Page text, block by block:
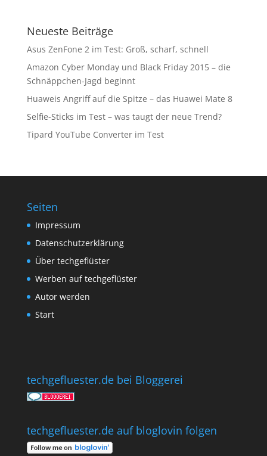
Neueste Beiträge
Asus ZenFone 2 im Test: Groß, scharf, schnell
Amazon Cyber Monday und Black Friday 2015 – die
Schnäppchen-Jagd beginnt
Huaweis Angriff auf die Spitze – das Huawei Mate 8
Selfie-Sticks im Test – was taugt der neue Trend?
Tipard YouTube Converter im Test
Seiten
Impressum
Datenschutzerklärung
Über techgeflüster
Werben auf techgeflüster
Autor werden
Start
techgefluester.de bei Bloggerei
techgefluester.de auf bloglovin folgen